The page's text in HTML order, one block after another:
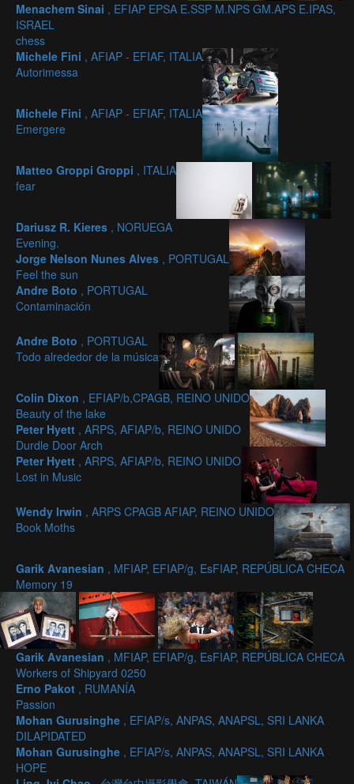
Menachem Sinai , EFIAP EPSA E.SSP M.NPS GM.APS E.IPAS,
ISRAEL
chess
Michele Fini , AFIAP - EFIAF, ITALIA
Autorimessa
Michele Fini , AFIAP - EFIAF, ITALIA
Emergere
Matteo Groppi Groppi , ITALIA
fear
Dariusz R. Kieres , NORUEGA
Evening.
Jorge Nelson Nunes Alves , PORTUGAL
Feel the sun
Andre Boto , PORTUGAL
Contaminación
Andre Boto , PORTUGAL
Todo alrededor de la música
Colin Dixon , EFIAP/b,CPAGB, REINO UNIDO
Beauty of the lake
Peter Hyett , ARPS, AFIAP/b, REINO UNIDO
Durdle Door Arch
Peter Hyett , ARPS, AFIAP/b, REINO UNIDO
Lost in Music
Wendy Irwin , ARPS CPAGB AFIAP, REINO UNIDO
Book Moths
Garik Avanesian , MFIAP, EFIAP/g, EsFIAP, REPÚBLICA CHECA
Memory 19
Garik Avanesian , MFIAP, EFIAP/g, EsFIAP, REPÚBLICA CHECA
Workers of Shipyard 0250
Erno Pakot , RUMANÍA
Passion
Mohan Gurusinghe , EFIAP/s, ANPAS, ANAPSL, SRI LANKA
DILAPIDATED
Mohan Gurusinghe , EFIAP/s, ANPAS, ANAPSL, SRI LANKA
HOPE